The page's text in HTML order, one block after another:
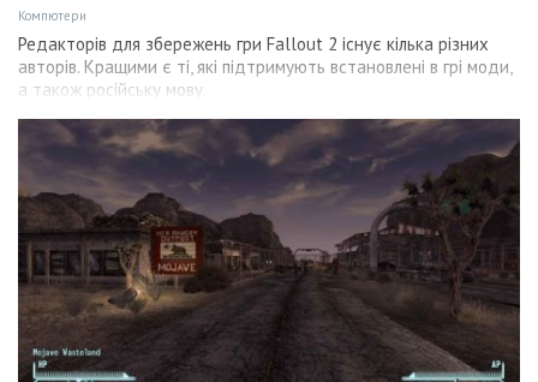
Компютери
Редакторів для збережень гри Fallout 2 існує кілька різних
авторів. Кращими є ті, які підтримують встановлені в грі моди,
а також російську мову.